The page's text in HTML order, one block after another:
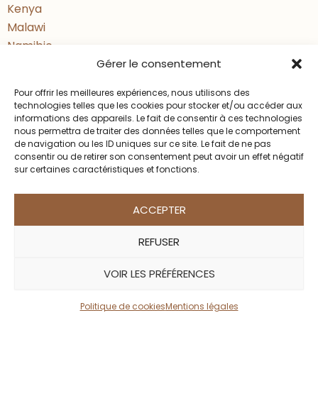
Gérer le consentement
Pour offrir les meilleures expériences, nous utilisons des
technologies telles que les cookies pour stocker et/ou accéder aux
informations des appareils. Le fait de consentir à ces technologies
nous permettra de traiter des données telles que le comportement
de navigation ou les ID uniques sur ce site. Le fait de ne pas
consentir ou de retirer son consentement peut avoir un effet négatif
sur certaines caractéristiques et fonctions.
ACCEPTER
REFUSER
VOIR LES PRÉFÉRENCES
Politique de cookiesMentions légales
brousse. 520 USD par personne à ce
Pour une expérience encore plus
exclusive, pensez à séjourner dans
une concession privée comme Mara
bordure du Masai Mara. Ces zones
offrent un cadre plus confidentiel,
avec un nombre limité de visiteurs,
des safaris en 4×4 loin de l’agitation,
nocturnes ou de safaris à pied — une
Kenya
Malawi
Namibie
Tanzanie
ACCÉS RAPIDE
Créez votre Safari sur mesure
A propos